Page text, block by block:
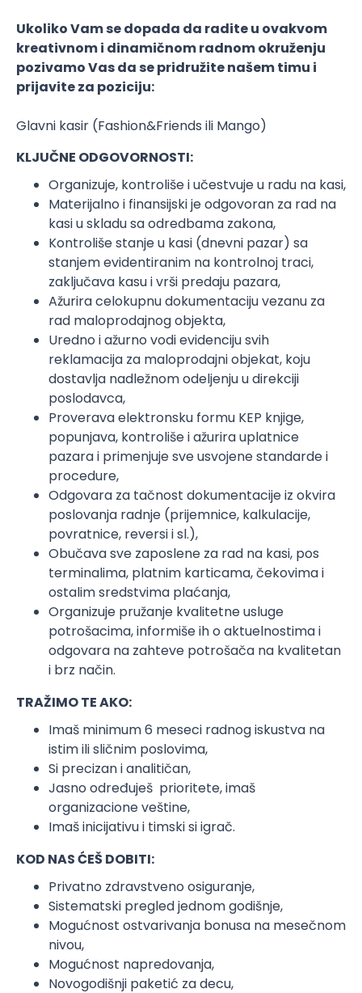
Ukoliko Vam se dopada da radite u ovakvom
kreativnom i dinamičnom radnom okruženju
pozivamo Vas da se pridružite našem timu i
prijavite za poziciju:
Glavni kasir (Fashion&Friends ili Mango)
KLJUČNE ODGOVORNOSTI:
Organizuje, kontroliše i učestvuje u radu na kasi,
Materijalno i finansijski je odgovoran za rad na
kasi u skladu sa odredbama zakona,
Kontroliše stanje u kasi (dnevni pazar) sa
stanjem evidentiranim na kontrolnoj traci,
zaključava kasu i vrši predaju pazara,
Ažurira celokupnu dokumentaciju vezanu za
rad maloprodajnog objekta,
Uredno i ažurno vodi evidenciju svih
reklamacija za maloprodajni objekat, koju
dostavlja nadležnom odeljenju u direkciji
poslodavca,
Proverava elektronsku formu KEP knjige,
popunjava, kontroliše i ažurira uplatnice
pazara i primenjuje sve usvojene standarde i
procedure,
Odgovara za tačnost dokumentacije iz okvira
poslovanja radnje (prijemnice, kalkulacije,
povratnice, reversi i sl.),​
Obučava sve zaposlene za rad na kasi, pos
terminalima, platnim karticama, čekovima i
ostalim sredstvima plaćanja,
Organizuje pružanje kvalitetne usluge
potrošacima, informiše ih o aktuelnostima i
odgovara na zahteve potrošača na kvalitetan
i brz način.
TRAŽIMO TE AKO:
Imaš minimum 6 meseci radnog iskustva na
istim ili sličnim poslovima,
Si precizan i analitičan,
Jasno određuješ prioritete, imaš
organizacione veštine,
Imaš inicijativu i timski si igrač.
KOD NAS ĆEŠ DOBITI:
Privatno zdravstveno osiguranje,
Sistematski pregled jednom godišnje,
Mogućnost ostvarivanja bonusa na mesečnom
nivou,
Mogućnost napredovanja,
Novogodišnji paketić za decu,